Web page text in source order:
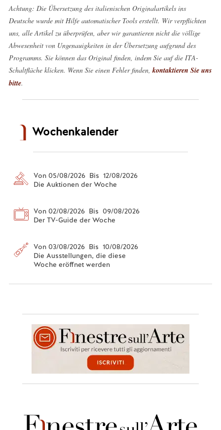
Achtung: Die Übersetzung des italienischen Originalartikels ins
Deutsche wurde mit Hilfe automatischer Tools erstellt. Wir verpflichten
uns, alle Artikel zu überprüfen, aber wir garantieren nicht die völlige
Abwesenheit von Ungenauigkeiten in der Übersetzung aufgrund des
Programms. Sie können das Original finden, indem Sie auf die ITA-
Schaltfläche klicken. Wenn Sie einen Fehler finden, kontaktieren Sie uns
bitte.
Wochenkalender
Von 05/08/2026 Bis 12/08/2026
Die Auktionen der Woche
Von 02/08/2026 Bis 09/08/2026
Der TV-Guide der Woche
Von 03/08/2026 Bis 10/08/2026
Die Ausstellungen, die diese
Woche eröffnet werden